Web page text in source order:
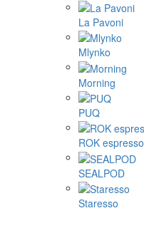
La Pavoni
Mlynko
Morning
PUQ
ROK espresso
SEALPOD
Staresso